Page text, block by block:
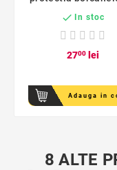
transparente
 In stoc
2700lei
Adauga in
8 ALTE